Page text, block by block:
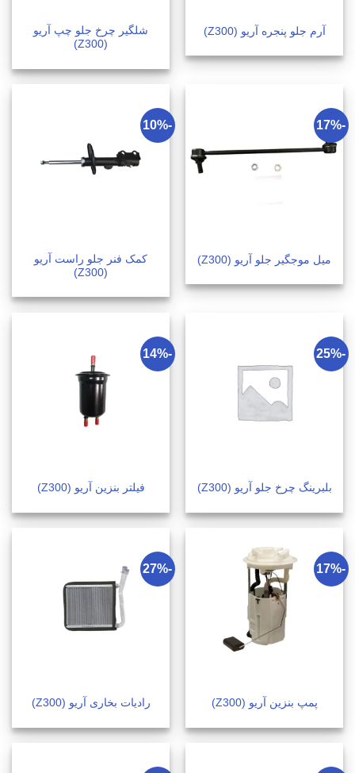
آرم جلو پنجره آریو (Z300)
شلگیر چرخ جلو چپ آریو
(Z300)
-17%
میل موجگیر جلو آریو (Z300)
-10%
کمک فنر جلو راست آریو
(Z300)
-25%
بلبرینگ چرخ جلو آریو (Z300)
-14%
فیلتر بنزین آریو (Z300)
-17%
پمپ بنزین آریو (Z300)
-27%
رادیات بخاری آریو (Z300)